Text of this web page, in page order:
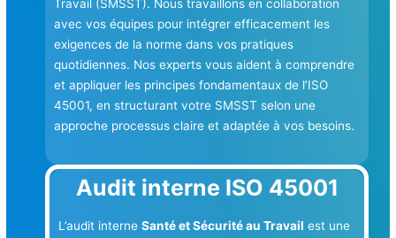
Travail (SMSST). Nous travaillons en collaboration
avec vos équipes pour intégrer efficacement les
exigences de la norme dans vos pratiques
quotidiennes. Nos experts vous aident à comprendre
et appliquer les principes fondamentaux de l’ISO
45001, en structurant votre SMSST selon une
approche processus claire et adaptée à vos besoins.
Audit interne ISO 45001
L’audit interneSanté et Sécurité au Travail est une